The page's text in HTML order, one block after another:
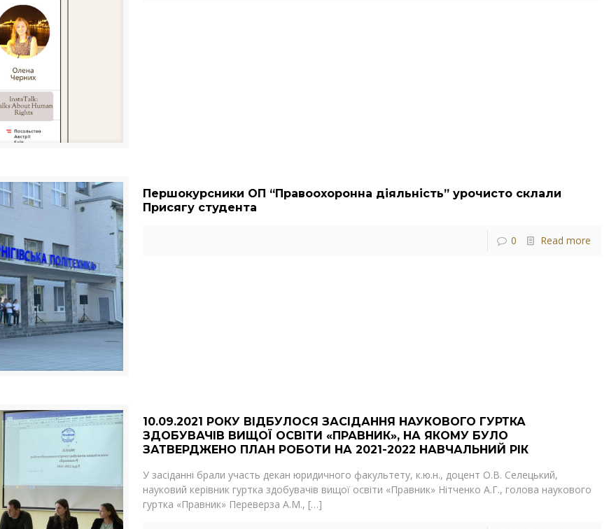
Першокурсники ОП “Правоохоронна діяльність” урочисто склали
Присягу студента
0 Read more
10.09.2021 РОКУ ВІДБУЛОСЯ ЗАСІДАННЯ НАУКОВОГО ГУРТКА
ЗДОБУВАЧІВ ВИЩОЇ ОСВІТИ «ПРАВНИК», НА ЯКОМУ БУЛО
ЗАТВЕРДЖЕНО ПЛАН РОБОТИ НА 2021-2022 НАВЧАЛЬНИЙ РІК
У засіданні брали участь декан юридичного факультету, к.ю.н., доцент О.В. Селецький,
науковий керівник гуртка здобувачів вищої освіти «Правник» Нітченко А.Г., голова наукового
гуртка «Правник» Переверза А.М., […]